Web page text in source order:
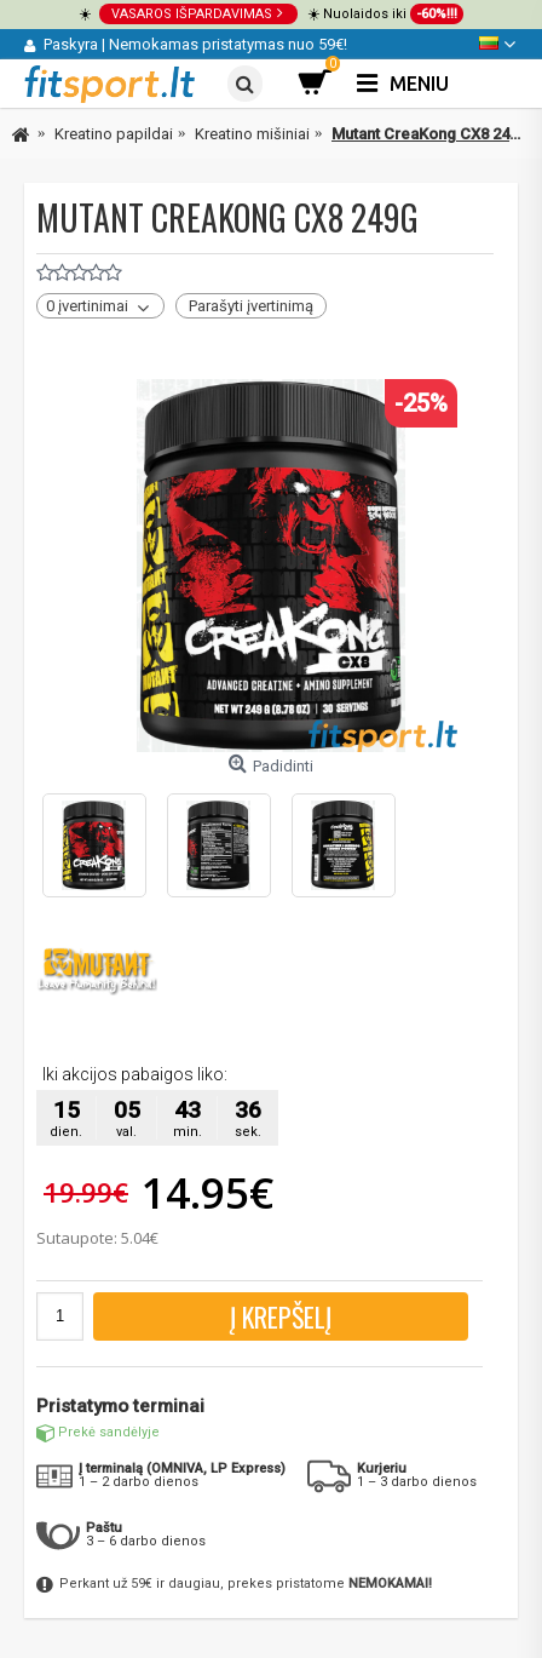
☀️ VASAROS IŠPARDAVIMAS ☀️ Nuolaidos iki -60%!!!
Paskyra | Nemokamas pristatymas nuo 59€!
0
MENIU
Kreatino papildai Kreatino mišiniai Mutant CreaKong CX8 249g
MUTANT CREAKONG CX8 249G
0 įvertinimai Parašyti įvertinimą
-25%
Padidinti
Iki akcijos pabaigos liko:
15
dien.
05
val.
43
min.
34
sek.
19.99€ 14.95€
Sutaupote: 5.04€
Į KREPŠELĮ
Pristatymo terminai
Prekė sandėlyje
Į terminalą (OMNIVA, LP Express)
1 – 2 darbo dienos
Kurjeriu
1 – 3 darbo dienos
Paštu
3 – 6 darbo dienos
Perkant už 59€ ir daugiau, prekes pristatome NEMOKAMAI!